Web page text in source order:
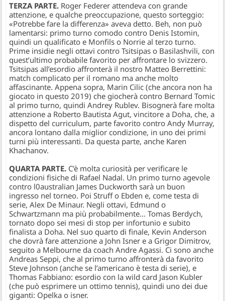
TERZA PARTE. Roger Federer attendeva con grande
attenzione, e qualche preoccupazione, questo sorteggio:
«Potrebbe fare la differenza» aveva detto. Beh, non può
lamentarsi: primo turno comodo contro Denis Istomin,
quindi un qualificato e Monfils o Norrie al terzo turno.
Prime insidie negli ottavi contro Tsitsipas o Basilashvili, con
quest’ultimo probabile favorito per affrontare lo svizzero.
Tsitsipas all’esordio affronterà il nostro Matteo Berrettini:
match complicato per il romano ma anche molto
affascinante. Appena sopra, Marin Cilic (che ancora non ha
giocato in questo 2019) che giocherà contro Bernard Tomic
al primo turno, quindi Andrey Rublev. Bisognerà fare molta
attenzione a Roberto Bautista Agut, vincitore a Doha, che, a
dispetto del curriculum, parte favorito contro Andy Murray,
ancora lontano dalla miglior condizione, in uno dei primi
turni più interessanti. Da questa parte, anche Karen
Khachanov.
QUARTA PARTE. C’è molta curiosità per verificare le
condizioni fisiche di Rafael Nadal. Un primo turno agevole
contro l0australian James Duckworth sarà un buon
ingresso nel torneo. Poi Struff o Ebden e, come testa di
serie, Alex De Minaur. Negli ottavi, Edmund o
Schwartzmann ma più probabilmente… Tomas Berdych,
tornato dopo sei mesi di stop per infortunio e subito
finalista a Doha. Nel suo quarto di finale, Kevin Anderson
che dovrà fare attenzione a John Isner e a Grigor Dimitrov,
seguito a Melbourne da coach Andre Agassi. Ci sono anche
Andreas Seppi, che al primo turno affronterà da favorito
Steve Johnson (anche se l’americano è testa di serie), e
Thomas Fabbiano: esordio con la wild card Jason Kubler
(che può esprimere un ottimo tennis), quindi uno dei due
giganti: Opelka o isner.